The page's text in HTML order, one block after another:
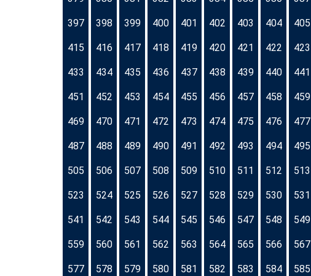
397 398 399 400 401 402 403 404 405
415 416 417 418 419 420 421 422 423
433 434 435 436 437 438 439 440 441
451 452 453 454 455 456 457 458 459
469 470 471 472 473 474 475 476 477
487 488 489 490 491 492 493 494 495
505 506 507 508 509 510 511 512 513
523 524 525 526 527 528 529 530 531
541 542 543 544 545 546 547 548 549
559 560 561 562 563 564 565 566 567
577 578 579 580 581 582 583 584 585